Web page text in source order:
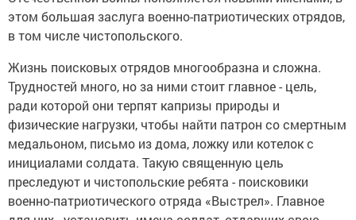
этом большая заслуга военно-патриотических отрядов,
в том числе чистопольского.
Жизнь поисковых отрядов многообразна и сложна.
Трудностей много, но за ними стоит главное - цель,
ради которой они терпят капризы природы и
физические нагрузки, чтобы найти патрон со смертным
медальоном, письмо из дома, ложку или котелок с
инициалами солдата. Такую священную цель
преследуют и чистопольские ребята - поисковики
военно-патриотического отряда «Выстрел». Главное